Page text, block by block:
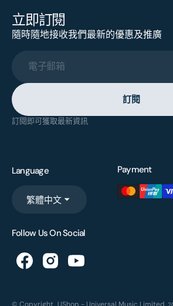
立即訂閱
隨時隨地接收我們最新的優惠及推廣
電子郵箱
訂閱
訂閱即可獲取最新資訊
Language
繁體中文
Payment
Follow Us On Social
© Copyright, UShop - Universal Music Limited